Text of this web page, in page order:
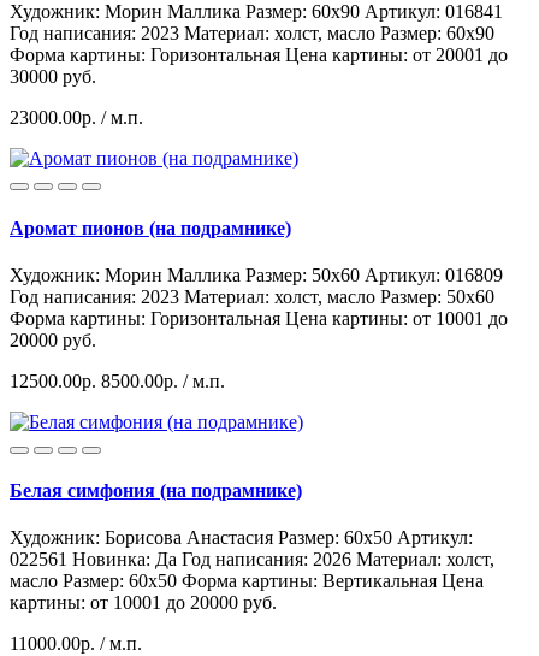
Художник: Морин Маллика Размер: 60x90 Артикул: 016841
Год написания: 2023 Материал: холст, масло Размер: 60х90
Форма картины: Горизонтальная Цена картины: от 20001 до
30000 руб.
23000.00р. / м.п.
Аромат пионов (на подрамнике)
Художник: Морин Маллика Размер: 50x60 Артикул: 016809
Год написания: 2023 Материал: холст, масло Размер: 50х60
Форма картины: Горизонтальная Цена картины: от 10001 до
20000 руб.
12500.00р. 8500.00р. / м.п.
Белая симфония (на подрамнике)
Художник: Борисова Анастасия Размер: 60x50 Артикул:
022561 Hoвинка: Да Год написания: 2026 Материал: холст,
масло Размер: 60х50 Форма картины: Вертикальная Цена
картины: от 10001 до 20000 руб.
11000.00р. / м.п.